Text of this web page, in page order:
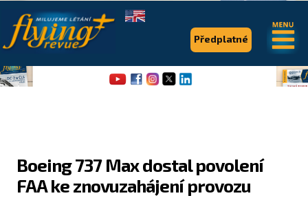
Boeing 737 Max dostal povolení
FAA ke znovuzahájení provozu
Předplatné
.
Flying Revue